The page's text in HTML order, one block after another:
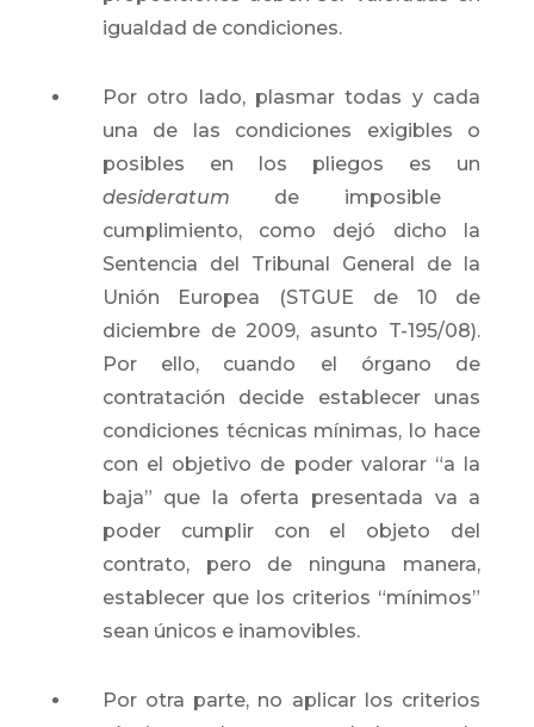
igualdad de condiciones.
Por otro lado, plasmar todas y cada
una de las condiciones exigibles o
posibles en los pliegos es un
desideratum de imposible
cumplimiento, como dejó dicho la
Sentencia del Tribunal General de la
Unión Europea (STGUE de 10 de
diciembre de 2009, asunto T-195/08).
Por ello, cuando el órgano de
contratación decide establecer unas
condiciones técnicas mínimas, lo hace
con el objetivo de poder valorar “a la
baja” que la oferta presentada va a
poder cumplir con el objeto del
contrato, pero de ninguna manera,
establecer que los criterios “mínimos”
sean únicos e inamovibles.
Por otra parte, no aplicar los criterios